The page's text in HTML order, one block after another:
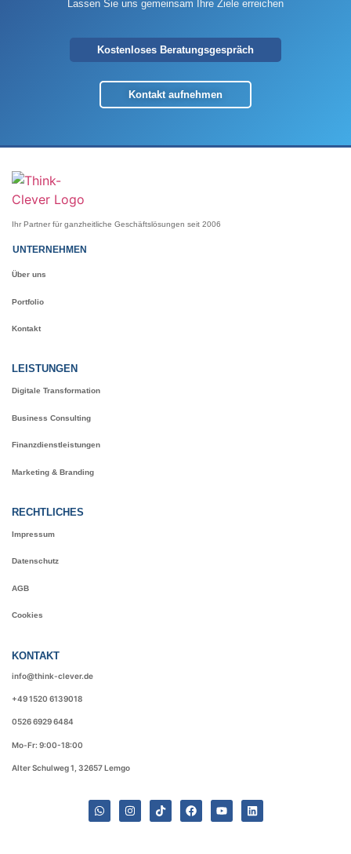
Lassen Sie uns gemeinsam Ihre Ziele erreichen
Kostenloses Beratungsgespräch
Kontakt aufnehmen
Ihr Partner für ganzheitliche Geschäftslösungen seit 2006
UNTERNEHMEN
Über uns
Portfolio
Kontakt
LEISTUNGEN
Digitale Transformation
Business Consulting
Finanzdienstleistungen
Marketing & Branding
RECHTLICHES
Impressum
Datenschutz
AGB
Cookies
KONTAKT
info@think-clever.de
+49 1520 6139018
0526 6929 6484
Mo-Fr: 9:00-18:00
Alter Schulweg 1, 32657 Lemgo